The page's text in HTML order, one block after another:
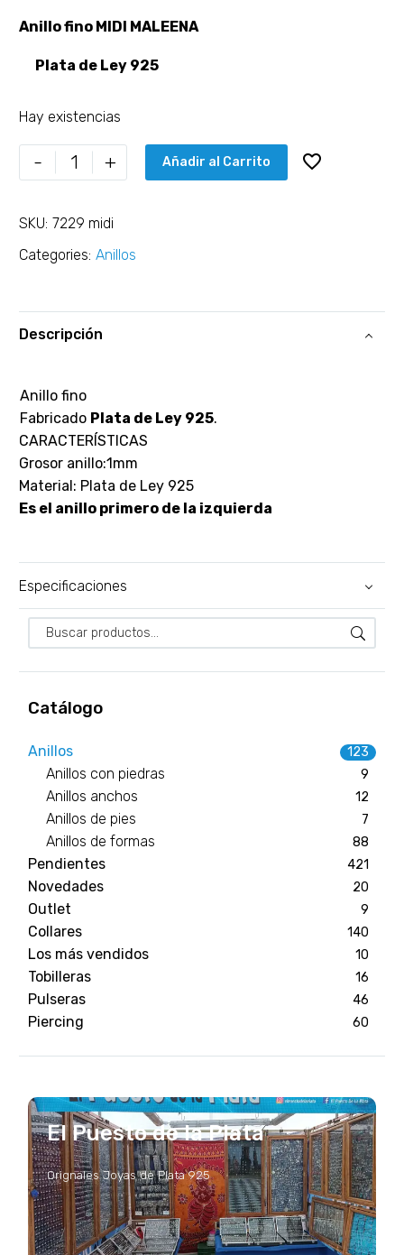
Catálogo
Anillos 123
Anillos con piedras 9
Anillos anchos 12
Anillos de pies 7
Anillos de formas 88
Pendientes 421
Novedades 20
Outlet 9
Collares 140
Los más vendidos 10
Tobilleras 16
Pulseras 46
Piercing 60
El Puesto de la Plata
Orignales Joyas de Plata 925
Anillo fino MIDI MALEENA
Plata de Ley 925
Hay existencias
- + Añadir al Carrito
SKU: 7229 midi
Categories: Anillos
Descripción
Anillo fino
Fabricado Plata de Ley 925.
CARACTERÍSTICAS
Grosor anillo:1mm
Material: Plata de Ley 925
Es el anillo primero de la izquierda
Especificaciones